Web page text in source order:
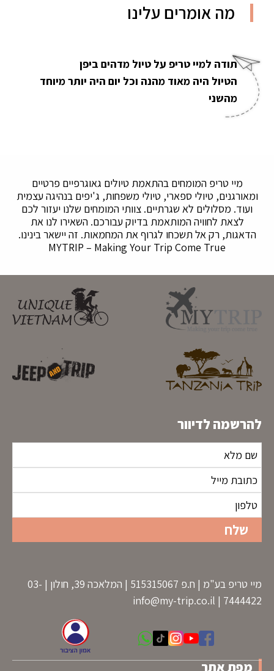
מה אומרים עלינו
תודה למיי טריפ על טיול מדהים ביפן
הטיול היה מאוד מהנה וכל יום היה יותר מיוחד
מהשני
מיי טריפ המומחים בהתאמת טיולים גאוגרפיים פרטיים
ומאורגנים, טיולי ספארי, טיולי משפחות, ג'יפים בנהיגה עצמית
ועוד. מסלולים לא שגרתיים. צוותי המומחים שלנו יעזור לכם
לצאת לחוויה המותאמת בדיוק עבורכם. השאירו לנו את
הדאגות, רק אל תשכחו לגרוף את המחמאות. זה יישאר בינינו.
MYTRIP – Making Your Trip Come True
להרשמה לדיוור
מיי טריפ בע"מ | ח.פ 515315067 | המלאכה 39, חולון | 03-
7444422 |
info@my-trip.co.il
מפת אתר